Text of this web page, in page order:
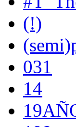
(!)
031
14